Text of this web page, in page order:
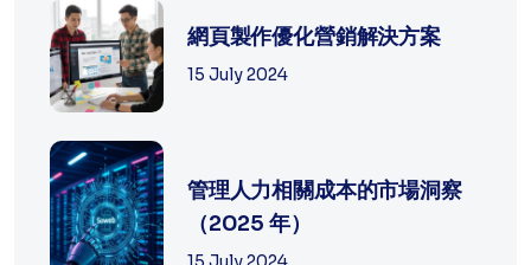
網頁製作優化營銷解決方案
15 July 2024
管理人力相關成本的市場洞察
（2025 年）